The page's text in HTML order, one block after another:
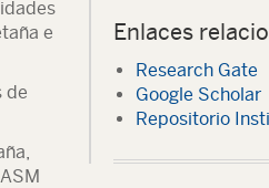
e
de
Enlaces
Research Gate
Google Scholar
Repositorio